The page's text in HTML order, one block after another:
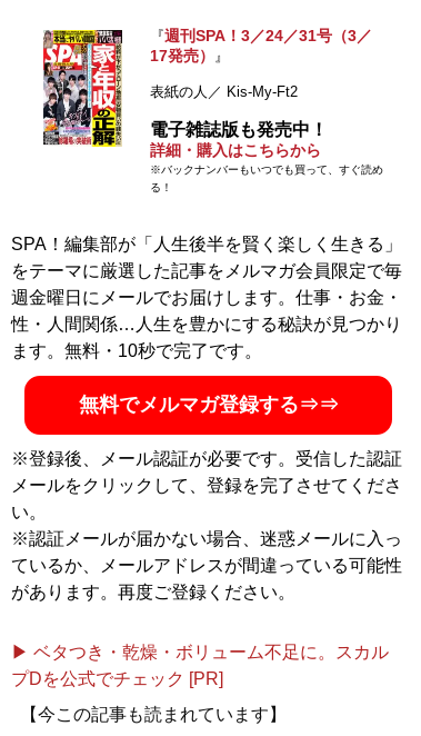
『週刊SPA！3／24／31号（3／
17発売） 』
表紙の人／ Kis-My-Ft2
電子雑誌版も発売中！
詳細・購入はこちらから
※バックナンバーもいつでも買って、すぐ読め
る！
SPA！編集部が「人生後半を賢く楽しく生きる」
をテーマに厳選した記事をメルマガ会員限定で毎
週金曜日にメールでお届けします。仕事・お金・
性・人間関係…人生を豊かにする秘訣が見つかり
ます。無料・10秒で完了です。
無料でメルマガ登録する⇒⇒
※登録後、メール認証が必要です。受信した認証
メールをクリックして、登録を完了させてくださ
い。
※認証メールが届かない場合、迷惑メールに入っ
ているか、メールアドレスが間違っている可能性
があります。再度ご登録ください。
▶ ベタつき・乾燥・ボリューム不足に。スカル
プDを公式でチェック [PR]
【今この記事も読まれています】